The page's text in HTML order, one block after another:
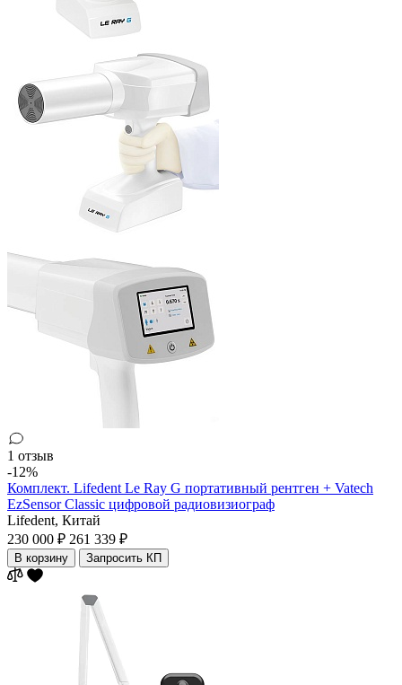
1 отзыв
-12%
Комплект. Lifedent Le Ray G портативный рентген + Vatech
EzSensor Classic цифровой радиовизиограф
Lifedent, Китай
230 000 ₽ 261 339 ₽
В корзину Запросить КП